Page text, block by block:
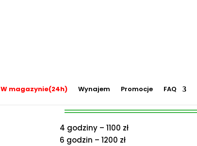
W magazynie(24h) Wynajem Promocje FAQ
4 godziny – 1100 zł
6 godzin – 1200 zł